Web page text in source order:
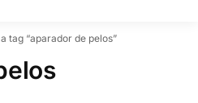
tag “aparador de pelos”